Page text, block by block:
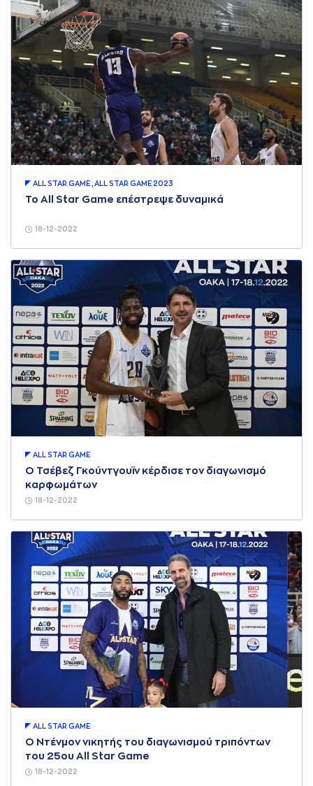
18-12-2022
ALL STAR GAME , ALL STAR GAME 2023
To All Star Game επέστρεψε δυναμικά
18-12-2022
ALL STAR GAME
Ο Τσέβεζ Γκούντγουϊν κέρδισε τον διαγωνισμό
καρφωμάτων
18-12-2022
ALL STAR GAME
Ο Ντένμον νικητής του διαγωνισμού τριπόντων
του 25ου All Star Game